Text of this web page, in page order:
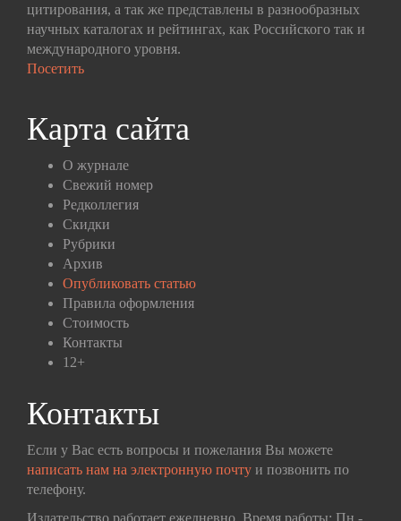
цитирования, а так же представлены в разнообразных
научных каталогах и рейтингах, как Российского так и
международного уровня.
Посетить
Карта сайта
О журнале
Свежий номер
Редколлегия
Скидки
Рубрики
Архив
Опубликовать статью
Правила оформления
Стоимость
Контакты
12+
Контакты
Если у Вас есть вопросы и пожелания Вы можете
написать нам на электронную почту и позвонить по
телефону.
Издательство работает ежедневно. Время работы: Пн.-